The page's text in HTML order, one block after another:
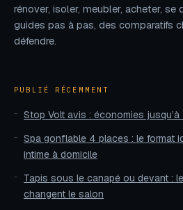
rénover, isoler, meubler, acheter, se
guides pas à pas, des comparatifs
défendre.
PUBLIÉ RÉCEMMENT
Stop Volt avis : économies
Spa gonflable 4 places : le format
intime à domicile
Tapis sous le canapé ou devant :
changent le salon